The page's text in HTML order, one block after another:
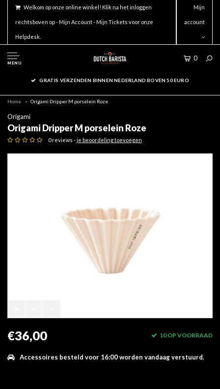
Welkom op onze online winkel! Klik na het inloggen
rechtsboven op - Mijn Account - Mijn Tickets voor onze
Helpdesk.
Mijn
account
MENU
0
GRATIS VERZENDEN BINNEN NEDERLAND BOVEN 50 EURO
Home Origami Dripper M porselein Roze
Origami
Origami Dripper M porselein Roze
0 reviews -je beoordeling toevoegen
€36,00 10 OP VOORRAAD
Accessoires besteld voor 16:00 worden vandaag verstuurd.